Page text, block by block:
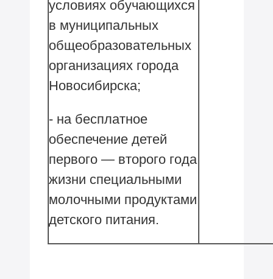
условиях обучающихся
в муниципальных
общеобразовательных
организациях города
Новосибирска;
- на бесплатное
обеспечение детей
первого — второго года
жизни специальными
молочными продуктами
детского питания.